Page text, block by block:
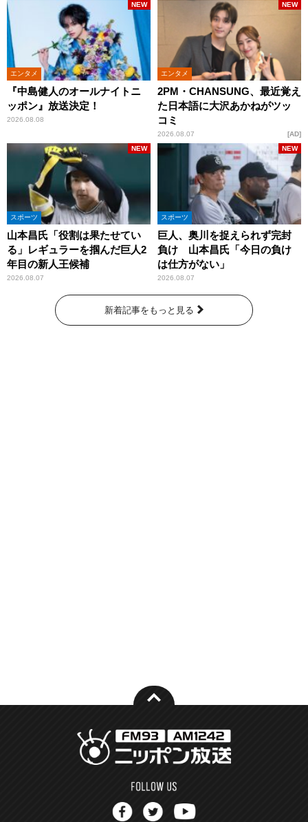
エンタメ
『中島健人のオールナイトニ
ッポン』放送決定！
2026.08.08
NEW
エンタメ
2PM・CHANSUNG、最近覚え
た日本語に大沢あかねがツッ
コミ
2026.08.07
NEW
AD
スポーツ
山本昌氏「役割は果たせてい
る」レギュラーを掴んだ巨人2
年目の新人王候補
2026.08.07
NEW
スポーツ
巨人、奥川を捉えられず完封
負け 山本昌氏「今日の負け
は仕方がない」
2026.08.07
NEW
新着記事をもっと見る